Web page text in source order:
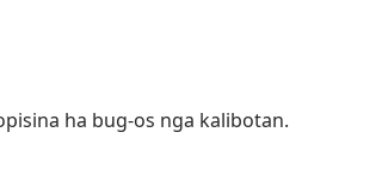
ha bug-os nga kalibotan.